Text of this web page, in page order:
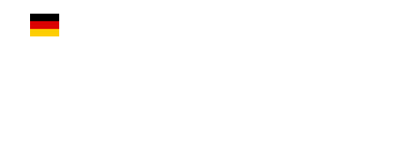
Operator Maszyn